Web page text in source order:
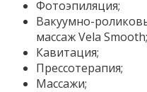
Фотоэпиляция;
Вакуумно-
массаж Vela Smooth;
Кавитация;
Прессотерапия;
Массажи;